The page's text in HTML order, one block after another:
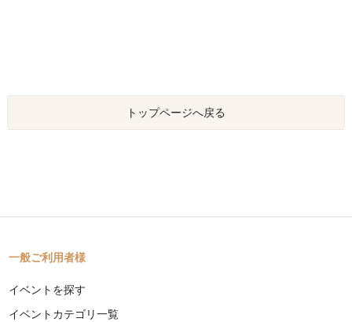
トップページへ戻る
一般ご利用者様
イベントを探す
イベントカテゴリ一覧